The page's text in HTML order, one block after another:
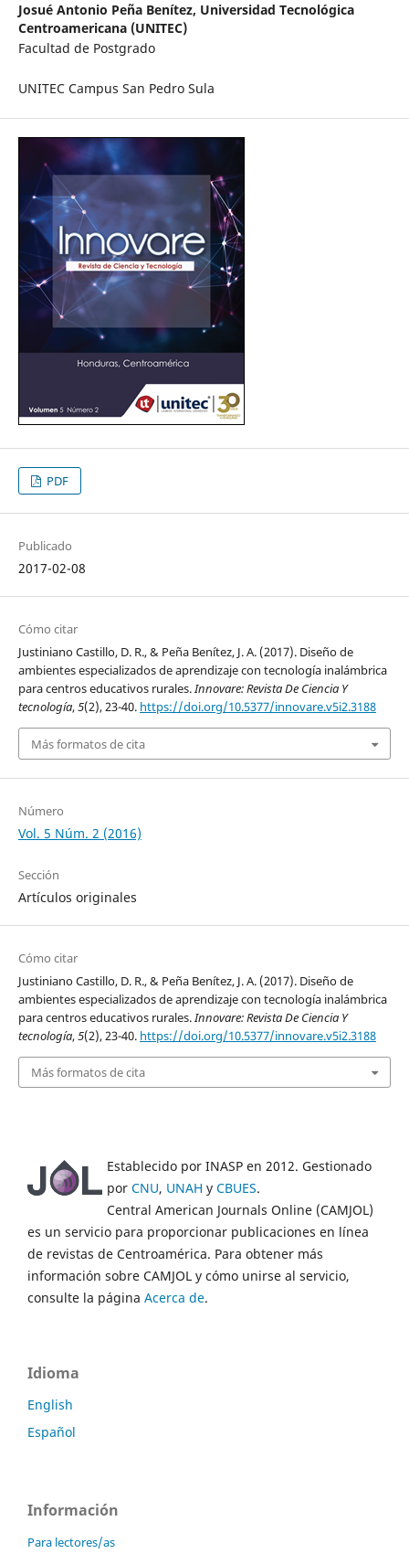
Josué Antonio Peña Benítez, Universidad Tecnológica
Centroamericana (UNITEC)
Facultad de Postgrado
UNITEC Campus San Pedro Sula
PDF
Publicado
2017-02-08
Cómo citar
Justiniano Castillo, D. R., & Peña Benítez, J. A. (2017). Diseño de
ambientes especializados de aprendizaje con tecnología inalámbrica
para centros educativos rurales.Innovare: Revista De Ciencia Y
tecnología,5(2), 23-40. https://doi.org/10.5377/innovare.v5i2.3188
Más formatos de cita
Número
Vol. 5 Núm. 2 (2016)
Sección
Artículos originales
Cómo citar
Justiniano Castillo, D. R., & Peña Benítez, J. A. (2017). Diseño de
ambientes especializados de aprendizaje con tecnología inalámbrica
para centros educativos rurales.Innovare: Revista De Ciencia Y
tecnología,5(2), 23-40. https://doi.org/10.5377/innovare.v5i2.3188
Más formatos de cita
Establecido por INASP en 2012. Gestionado
por CNU, UNAH y CBUES.
Central American Journals Online (CAMJOL)
es un servicio para proporcionar publicaciones en línea
de revistas de Centroamérica. Para obtener más
información sobre CAMJOL y cómo unirse al servicio,
consulte la página Acerca de.
Idioma
English
Español
Información
Para lectores/as